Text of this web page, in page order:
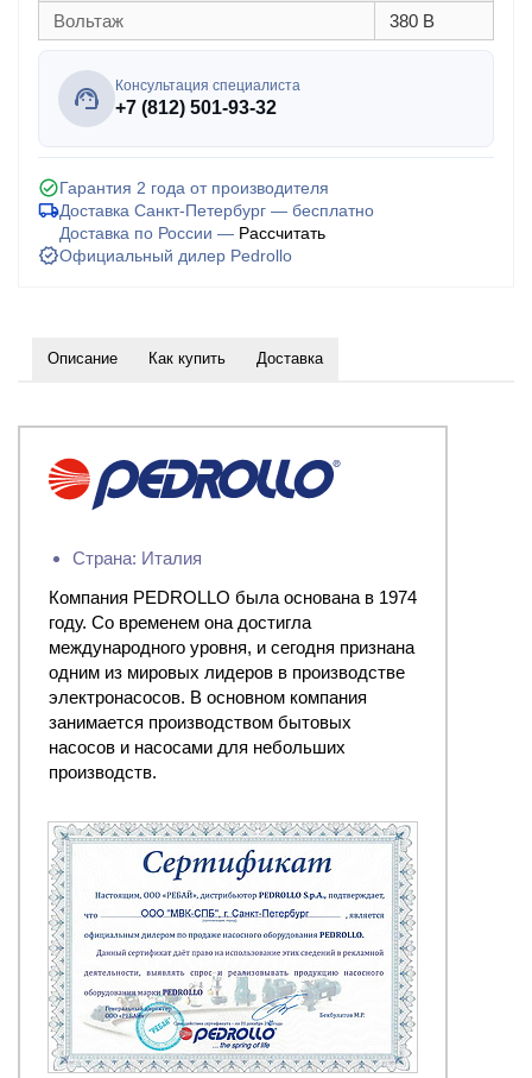
Вольтаж 380 В
Консультация специалиста
+7 (812) 501-93-32
Гарантия 2 года от производителя
Доставка Санкт-Петербург — бесплатно
Доставка по России — Рассчитать
Официальный дилер Pedrollo
Описание Как купить Доставка
Страна: Италия
Компания PEDROLLO была основана в 1974
году. Со временем она достигла
международного уровня, и сегодня признана
одним из мировых лидеров в производстве
электронасосов. В основном компания
занимается производством бытовых
насосов и насосами для небольших
производств.